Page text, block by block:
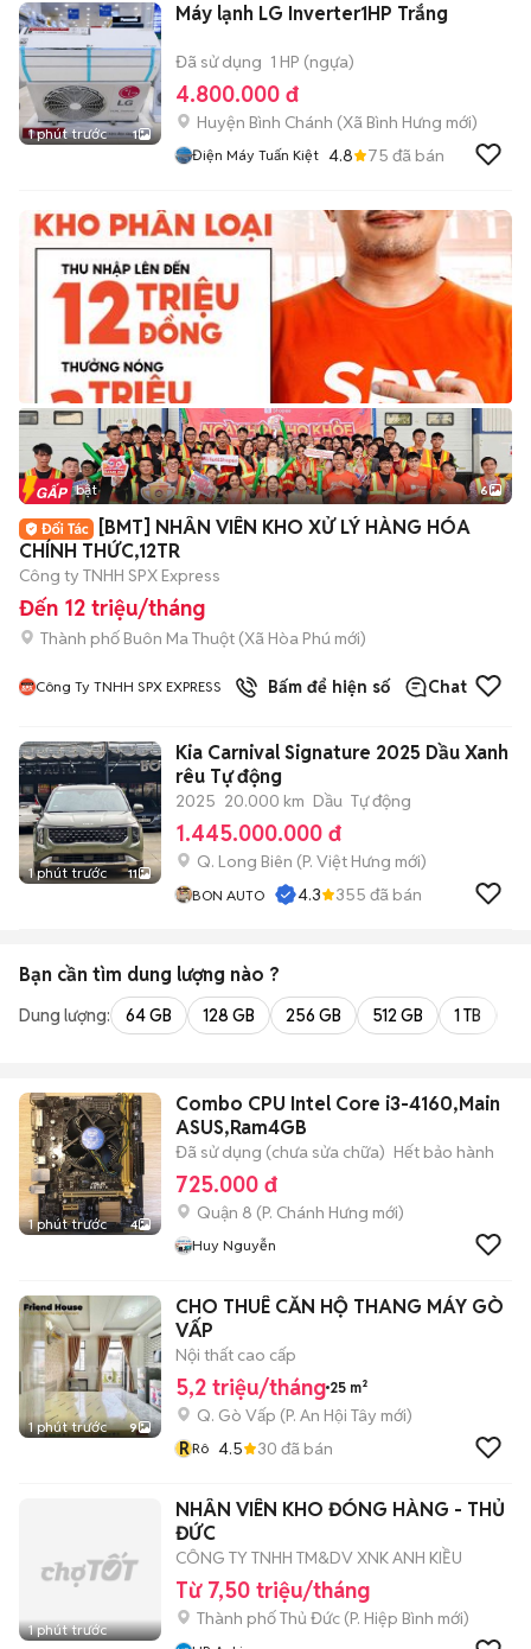
1 phút trước 1
Máy lạnh LG Inverter1HP Trắng
Đã sử dụng 1 HP (ngựa)
4.800.000 đ
Huyện Bình Chánh (Xã Bình Hưng mới)
Điện Máy Tuấn Kiệt 4.8 75 đã bán
+2
Tin nổi bật 6
[BMT] NHÂN VIÊN KHO XỬ LÝ HÀNG HÓA
CHÍNH THỨC,12TR
Công ty TNHH SPX Express
Đến 12 triệu/tháng
Thành phố Buôn Ma Thuột (Xã Hòa Phú mới)
Công Ty TNHH SPX EXPRESS Bấm để hiện số Chat
1 phút trước 11
Kia Carnival Signature 2025 Dầu Xanh
rêu Tự động
2025 20.000 km Dầu Tự động
1.445.000.000 đ
Q. Long Biên (P. Việt Hưng mới)
BON AUTO 4.3 355 đã bán
Bạn cần tìm dung lượng nào ?
Dung lượng: 64 GB 128 GB 256 GB 512 GB 1 TB
1 phút trước 4
Combo CPU Intel Core i3-4160,Main
ASUS,Ram4GB
Đã sử dụng (chưa sửa chữa) Hết bảo hành
725.000 đ
Quận 8 (P. Chánh Hưng mới)
Huy Nguyễn
1 phút trước 9
CHO THUÊ CĂN HỘ THANG MÁY GÒ
VẤP
Nội thất cao cấp
5,2 triệu/tháng 25 m²
Q. Gò Vấp (P. An Hội Tây mới)
RRô 4.5 30 đã bán
1 phút trước
NHÂN VIÊN KHO ĐÓNG HÀNG - THỦ
ĐỨC
CÔNG TY TNHH TM&DV XNK ANH KIỀU
Từ 7,50 triệu/tháng
Thành phố Thủ Đức (P. Hiệp Bình mới)